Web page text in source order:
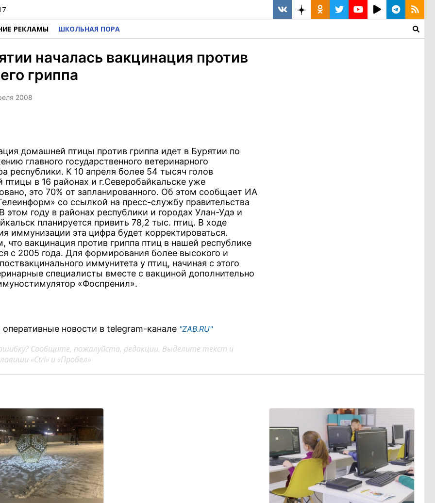
РЕКЛАМЫ ШКОЛЬНАЯ ПОРА
началась вакцинация против
гриппа
2008
домашней птицы против гриппа идет в Бурятии по
главного государственного ветеринарного
республики. К 10 апреля более 54 тысяч голов
в 16 районах и г.Северобайкальске уже
это 70% от запланированного. Об этом сообщает ИА
со ссылкой на пресс-службу правительства
этом году в районах республики и городах Улан-Удэ и
планируется привить 78,2 тыс. птиц. В ходе
иммунизации эта цифра будет корректироваться.
что вакцинация против гриппа птиц в нашей республике
с 2005 года. Для формирования более высокого и
иммунитета у птиц, начиная с этого
специалисты вместе с вакциной дополнительно
«Фоспренил».
новости в telegram-канале "ZAB.RU"
Сообщите, пожалуйста, редакции. Выделите текст и
«Ctrl» и «Пробел»